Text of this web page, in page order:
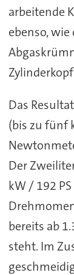
arbeitende
ebenso, wie
Das
(bis zu fünf
Der
kW / 192
bereits ab
steht. Im